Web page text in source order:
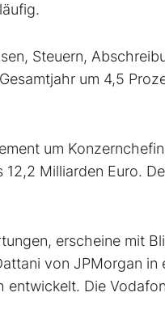
Steuern,
um 4,5
um
Milliarden Euro.
erscheine mit
von JPMorgan in
Die